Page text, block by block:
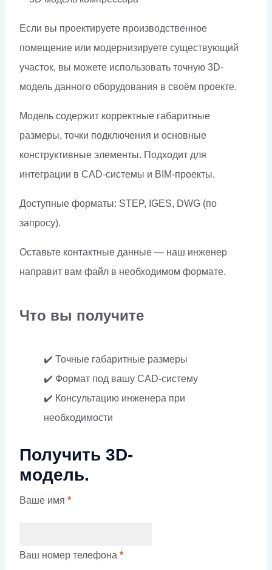
Если вы проектируете производственное
помещение или модернизируете существующий
участок, вы можете использовать точную 3D-
модель данного оборудования в своём проекте.
Модель содержит корректные габаритные
размеры, точки подключения и основные
конструктивные элементы. Подходит для
интеграции в CAD-системы и BIM-проекты.
Доступные форматы: STEP, IGES, DWG (по
запросу).
Оставьте контактные данные — наш инженер
направит вам файл в необходимом формате.
Что вы получите
✔️ Точные габаритные размеры
✔️ Формат под вашу CAD-систему
✔️ Консультацию инженера при
необходимости
Получить 3D-
модель.
Ваше имя *
Ваш номер телефона *